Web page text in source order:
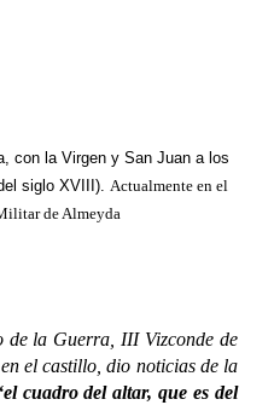
con la Virgen y San Juan a los
siglo XVIII). Actualmente en el
de Almeyda
Guerra, III Vizconde de
el castillo, dio noticias de la
cuadro del altar, que es del